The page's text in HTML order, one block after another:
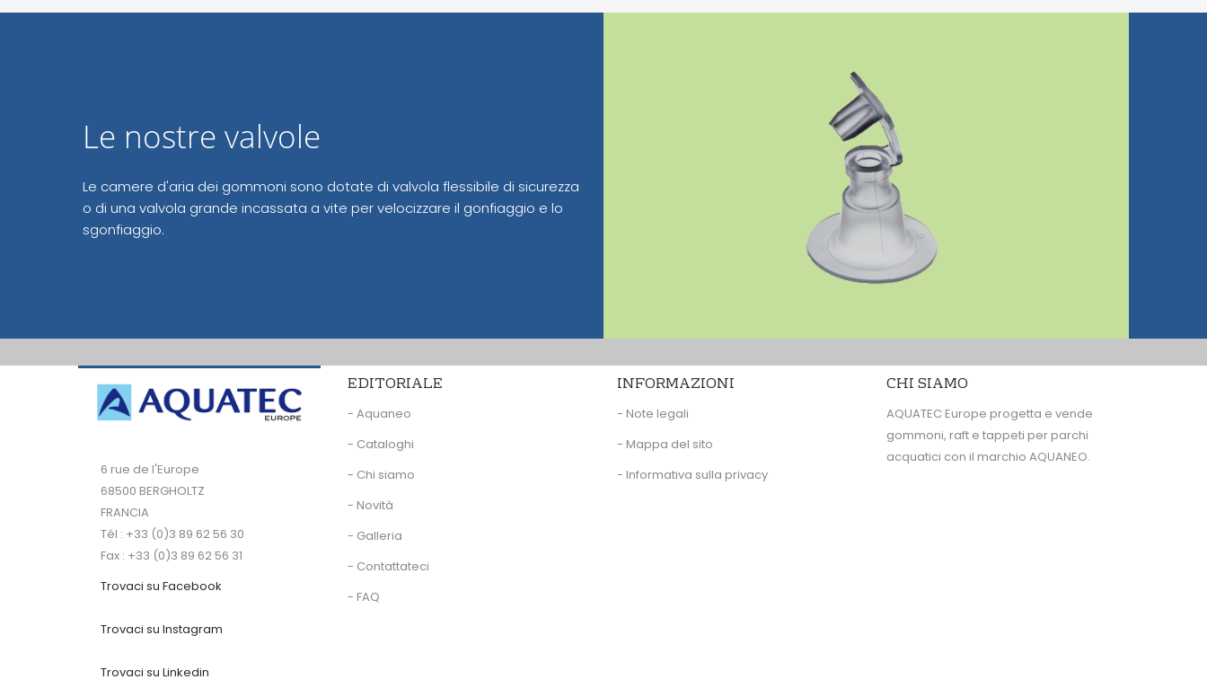
Le nostre valvole
Le camere d'aria dei gommoni sono dotate di valvola flessibile di sicurezza
o di una valvola grande incassata a vite per velocizzare il gonfiaggio e lo
sgonfiaggio.
6 rue de l'Europe
68500 BERGHOLTZ
FRANCIA
Tél : +33 (0)3 89 62 56 30
Fax : +33 (0)3 89 62 56 31
Trovaci su Facebook
Trovaci su Instagram
Trovaci su Linkedin
EDITORIALE
- Aquaneo
- Cataloghi
- Chi siamo
- Novità
- Galleria
- Contattateci
- FAQ
INFORMAZIONI
- Note legali
- Mappa del sito
- Informativa sulla privacy
CHI SIAMO
AQUATEC Europe progetta e vende
gommoni, raft e tappeti per parchi
acquatici con il marchio AQUANEO.